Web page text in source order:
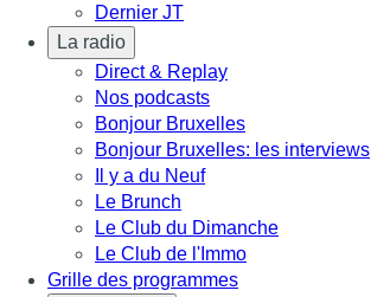
Dernier JT
La radio
Direct & Replay
Nos podcasts
Bonjour Bruxelles
Bonjour Bruxelles: les interviews
Il y a du Neuf
Le Brunch
Le Club du Dimanche
Le Club de l'Immo
Grille des programmes